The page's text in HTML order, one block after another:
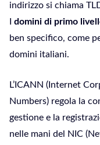
indirizzo si chiama
domini di primo
ben specifico, come
domini italiani.
L’ICANN (Internet
Numbers) regola la
gestione e la
nelle mani del NIC